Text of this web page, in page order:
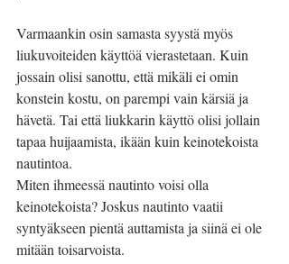
Varmaankin osin samasta syystä myös
liukuvoiteiden käyttöä vierastetaan. Kuin
jossain olisi sanottu, että mikäli ei omin
konstein kostu, on parempi vain kärsiä ja
hävetä. Tai että liukkarin käyttö olisi jollain
tapaa huijaamista, ikään kuin keinotekoista
nautintoa.
Miten ihmeessä nautinto voisi olla
keinotekoista? Joskus nautinto vaatii
syntyäkseen pientä auttamista ja siinä ei ole
mitään toisarvoista.